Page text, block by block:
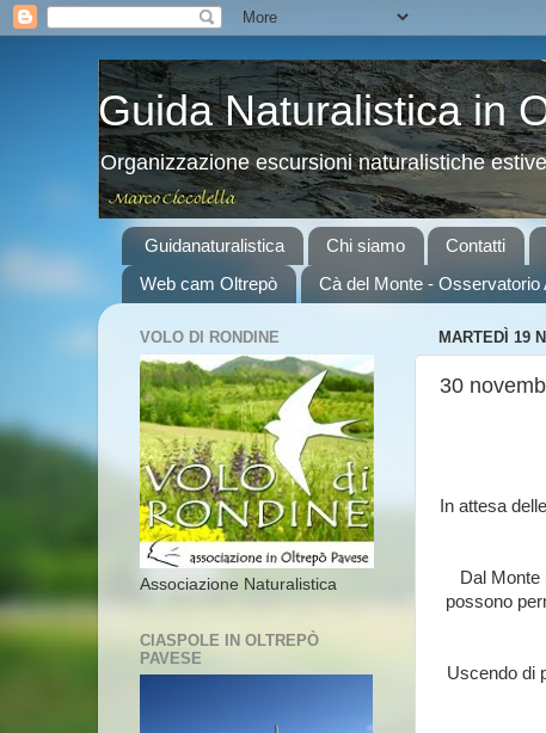
Guida Naturalistica in
Organizzazione escursioni naturalistiche
Guidanaturalistica Chi siamo Contatti
Web cam Oltrepò
Cà del Monte - Osservatorio
MARTEDÌ 19
30
In attesa
Dal
possono
Uscendo di
VOLO DI RONDINE
Associazione Naturalistica
CIASPOLE IN OLTREPÒ
PAVESE